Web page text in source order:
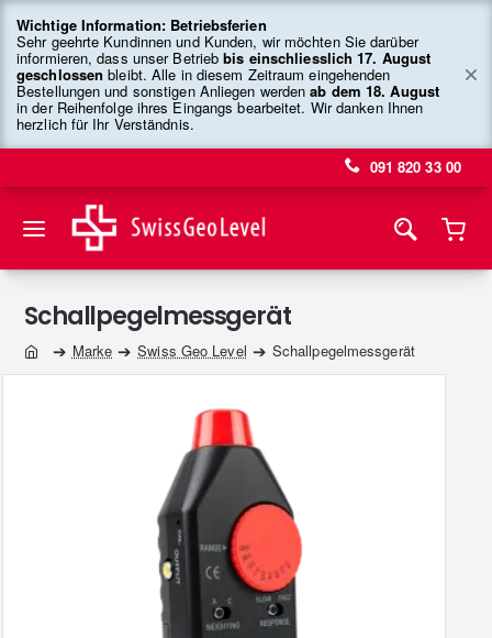
Wichtige Information: Betriebsferien
Sehr geehrte Kundinnen und Kunden, wir möchten Sie darüber
informieren, dass unser Betriebbis einschliesslich 17. August
geschlossen bleibt. Alle in diesem Zeitraum eingehenden
Bestellungen und sonstigen Anliegen werdenab dem 18. August
in der Reihenfolge ihres Eingangs bearbeitet. Wir danken Ihnen
herzlich für Ihr Verständnis.
091 820 33 00
Schallpegelmessgerät
Marke Swiss Geo Level Schallpegelmessgerät